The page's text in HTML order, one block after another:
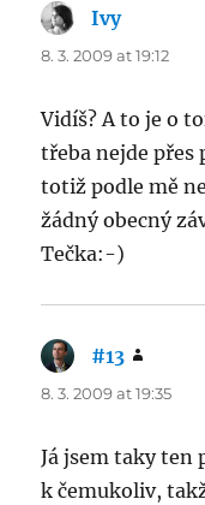
Ivysays:
8. 3. 2009 at 19:12
Vidíš? A to je o
třeba nejde přes
totiž podle mě
žádný obecný
Tečka:-)
#13
8. 3. 2009 at 19:35
Já jsem taky ten
k čemukoliv,